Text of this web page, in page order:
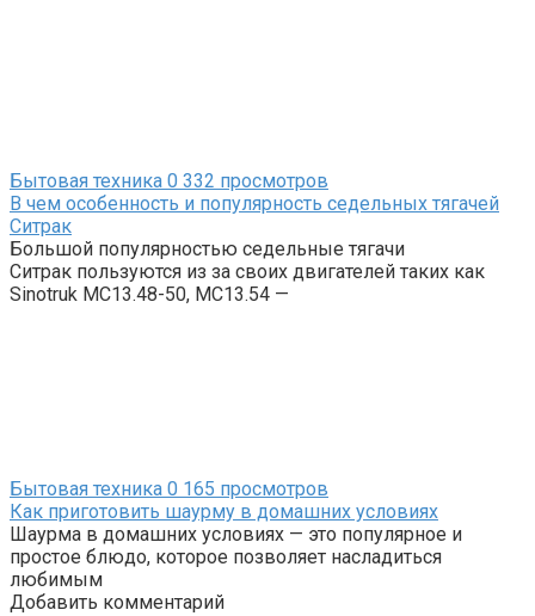
Бытовая техника 0 332 просмотров
В чем особенность и популярность седельных тягачей
Ситрак
Большой популярностью седельные тягачи
Ситрак пользуются из за своих двигателей таких как
Sinotruk MC13.48-50, MC13.54 —
Бытовая техника 0 165 просмотров
Как приготовить шаурму в домашних условиях
Шаурма в домашних условиях — это популярное и
простое блюдо, которое позволяет насладиться
любимым
Добавить комментарий